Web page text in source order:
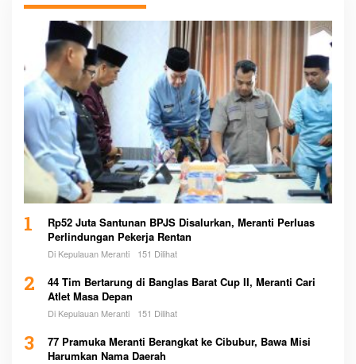
1
Rp52 Juta Santunan BPJS Disalurkan, Meranti Perluas
Perlindungan Pekerja Rentan
Di Kepulauan Meranti 151 Dilihat
2
44 Tim Bertarung di Banglas Barat Cup II, Meranti Cari
Atlet Masa Depan
Di Kepulauan Meranti 151 Dilihat
3
77 Pramuka Meranti Berangkat ke Cibubur, Bawa Misi
Harumkan Nama Daerah